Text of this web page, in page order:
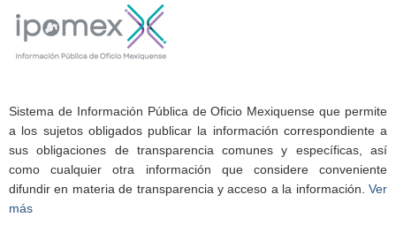
Sistema de Información Pública de Oficio Mexiquense que permite
a los sujetos obligados publicar la información correspondiente a
sus obligaciones de transparencia comunes y específicas, así
como cualquier otra información que considere conveniente
difundir en materia de transparencia y acceso a la información. Ver
más